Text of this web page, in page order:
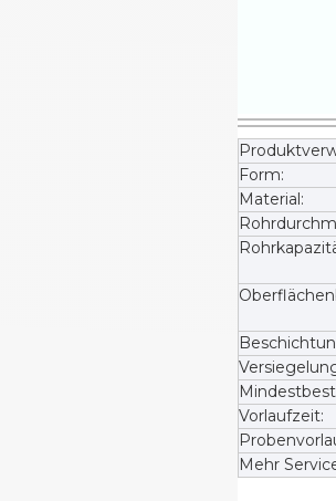
Form:
Material:
Vorlaufzeit:
Mehr